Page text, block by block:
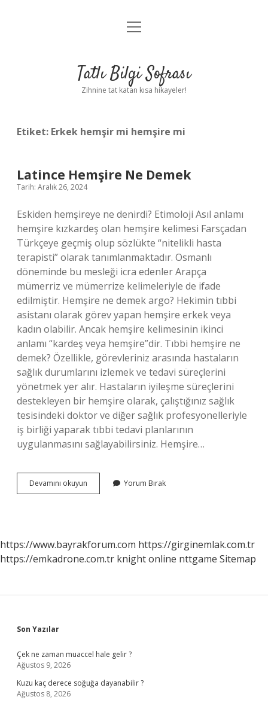
Anasayfa
Yasal Uyarı
menüyü
Tatlı Bilgi Sofrası
Zihnine tat katan kısa hikayeler!
Etiket: Erkek hemşir mi hemşire mi
Latince Hemşire Ne Demek
Tarih: Aralık 26, 2024
Eskiden hemşireye ne denirdi? Etimoloji Asıl anlamı
hemşire kızkardeş olan hemşire kelimesi Farsçadan
Türkçeye geçmiş olup sözlükte “nitelikli hasta
terapisti” olarak tanımlanmaktadır. Osmanlı
döneminde bu mesleği icra edenler Arapça
mümerriz ve mümerrize kelimeleriyle de ifade
edilmiştir. Hemşire ne demek argo? Hekimin tıbbi
asistanı olarak görev yapan hemşire erkek veya
kadın olabilir. Ancak hemşire kelimesinin ikinci
anlamı “kardeş veya hemşire”dir. Tıbbi hemşire ne
demek? Özellikle, görevleriniz arasında hastaların
sağlık durumlarını izlemek ve tedavi süreçlerini
yönetmek yer alır. Hastaların iyileşme süreçlerini
destekleyen bir hemşire olarak, çalıştığınız sağlık
tesisindeki doktor ve diğer sağlık profesyonelleriyle
iş birliği yaparak tıbbi tedavi planlarının
uygulanmasını sağlayabilirsiniz. Hemşire…
Devamını okuyun
Hemşire
Yorum Bırak
https://www.bayrakforum.com https://girginemlak.com.tr
https://emkadrone.com.tr knight online nttgame Sitemap
Sidebar
Son Yazılar
Çek ne zaman muaccel hale gelir ?
Ağustos 9, 2026
Kuzu kaç derece soğuğa dayanabilir ?
Ağustos 8, 2026